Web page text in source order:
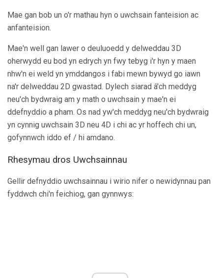
Mae gan bob un o'r mathau hyn o uwchsain fanteision ac
anfanteision.
Mae'n well gan lawer o deuluoedd y delweddau 3D
oherwydd eu bod yn edrych yn fwy tebyg i'r hyn y maen
nhw'n ei weld yn ymddangos i fabi mewn bywyd go iawn
na'r delweddau 2D gwastad. Dylech siarad â'ch meddyg
neu'ch bydwraig am y math o uwchsain y mae'n ei
ddefnyddio a pham. Os nad yw'ch meddyg neu'ch bydwraig
yn cynnig uwchsain 3D neu 4D i chi ac yr hoffech chi un,
gofynnwch iddo ef / hi amdano.
Rhesymau dros Uwchsainnau
Gellir defnyddio uwchsainnau i wirio nifer o newidynnau pan
fyddwch chi'n feichiog, gan gynnwys: